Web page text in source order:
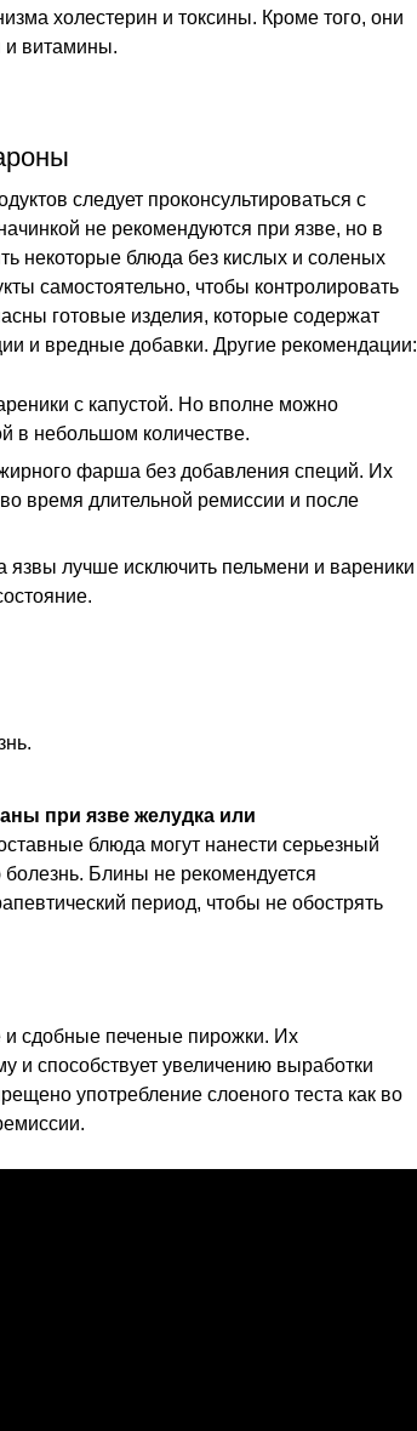
холестерин и токсины. Кроме того, они
и витамины.
следует проконсультироваться с
не рекомендуются при язве, но в
некоторые блюда без кислых и соленых
самостоятельно, чтобы контролировать
готовые изделия, которые содержат
и вредные добавки. Другие рекомендации:
с капустой. Но вполне можно
в небольшом количестве.
фарша без добавления специй. Их
время длительной ремиссии и после
язвы лучше исключить пельмени и вареники
при язве желудка или
блюда могут нанести серьезный
Блины не рекомендуется
период, чтобы не обострять
сдобные печеные пирожки. Их
и способствует увеличению выработки
употребление слоеного теста как во